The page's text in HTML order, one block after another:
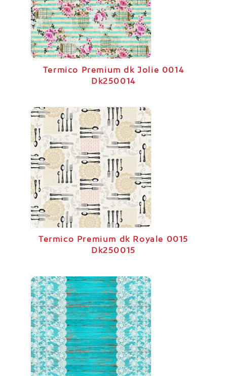
Termico Premium dk Jolie 0014
Dk250014
Termico Premium dk Royale 0015
Dk250015